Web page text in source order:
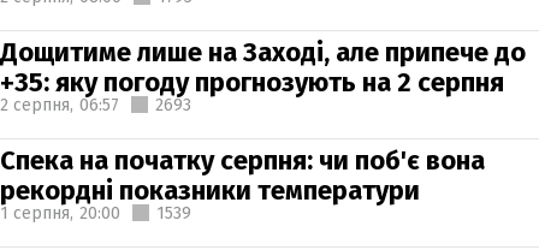
Дощитиме лише на Заході, але припече до
+35: яку погоду прогнозують на 2 серпня
2 серпня, 06:57 2693
Спека на початку серпня: чи поб'є вона
рекордні показники температури
1 серпня, 20:00 1539